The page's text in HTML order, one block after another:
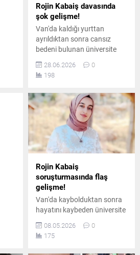
Rojin Kabaiş davasında
şok gelişme!
Van'da kaldığı yurttan
ayrıldıktan sonra cansız
bedeni bulunan üniversite
öğrencisi Rojin Kabaiş'in
ölümüne ilişkin yürütülen
şüpheli süreçte, olayı ilk
Barosu dosyadan çekilme
kararı aldı.
28.06.2026
0
198
Rojin Kabaiş
soruşturmasında flaş
gelişme!
Van'da kaybolduktan sonra
hayatını kaybeden üniversite
dosyasına ilişkin önemli bir
yargı kararı açıklandı. Van
08.05.2026
0
175